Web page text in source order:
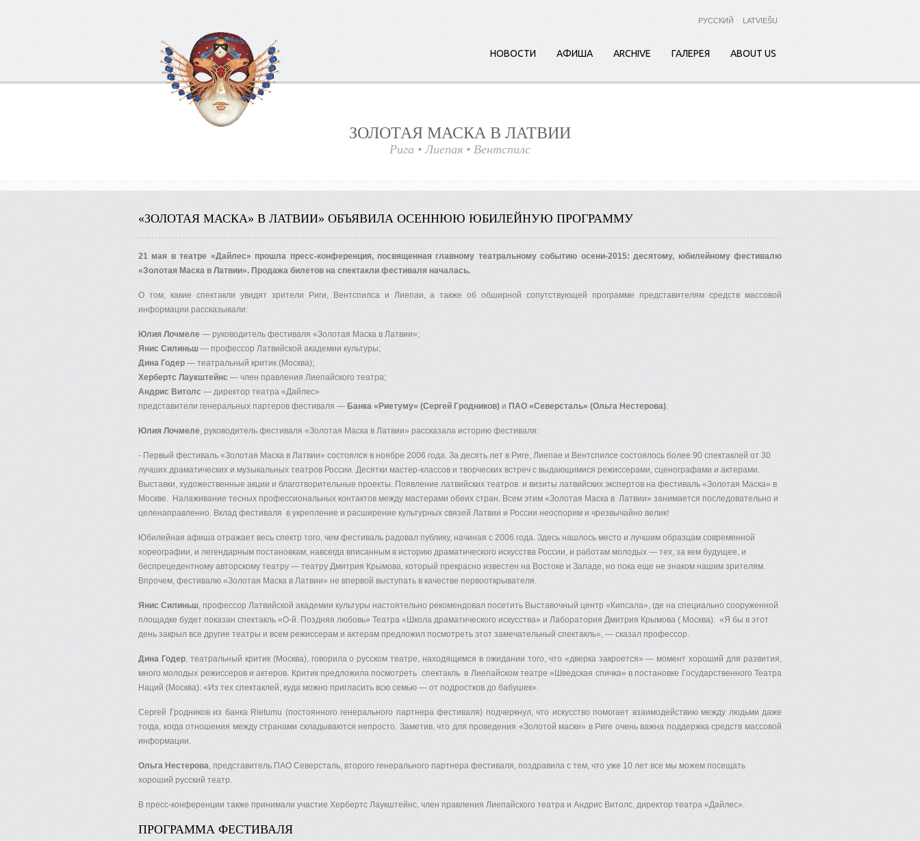
НОВОСТИ АФИША ARCHIVE ГАЛЕРЕЯ ABOUT US
РУССКИЙ LATVIEŠU
ЗОЛОТАЯ МАСКА В ЛАТВИИ
Рига • Лиепая • Вентспилс
«ЗОЛОТАЯ МАСКА» В ЛАТВИИ» ОБЪЯВИЛА ОСЕННЮЮ ЮБИЛЕЙНУЮ ПРОГРАММУ
21 мая в театре «Дайлес» прошла пресс-конференция, посвященная главному театральному событию осени-2015: десятому, юбилейному фестивалю
«Золотая Маска в Латвии». Продажа билетов на спектакли фестиваля началась.
О том, какие спектакли увидят зрители Риги, Вентспилса и Лиепаи, а также об обширной сопутствующей программе представителям средств массовой
информации рассказывали:
Юлия Лочмеле — руководитель фестиваля «Золотая Маска в Латвии»;
Янис Силиньш — профессор Латвийской академии культуры;
Дина Годер — театральный критик (Москва);
Хербертс Лаукштейнс — член правления Лиепайского театра;
Андрис Витолс — директор театра «Дайлес»
представители генеральных партеров фестиваля — Банка «Риетуму» (Сергей Гродников) и ПАО «Северсталь» (Ольга Нестерова).
Юлия Лочмеле, руководитель фестиваля «Золотая Маска в Латвии» рассказала историю фестиваля:
- Первый фестиваль «Золотая Маска в Латвии» состоялся в ноябре 2006 года. За десять лет в Риге, Лиепае и Вентспилсе состоялось более 90 спектаклей от 30
лучших драматических и музыкальных театров России. Десятки мастер-классов и творческих встреч с выдающимися режиссерами, сценографами и актерами.
Выставки, художественные акции и благотворительные проекты. Появление латвийских театров и визиты латвийских экспертов на фестиваль «Золотая Маска» в
Москве. Налаживание тесных профессиональных контактов между мастерами обеих стран. Всем этим «Золотая Маска в Латвии» занимается последовательно и
целенаправленно. Вклад фестиваля в укрепление и расширение культурных связей Латвии и России неоспорим и чрезвычайно велик!
Юбилейная афиша отражает весь спектр того, чем фестиваль радовал публику, начиная с 2006 года. Здесь нашлось место и лучшим образцам современной
хореографии, и легендарным постановкам, навсегда вписанным в историю драматического искусства России, и работам молодых — тех, за кем будущее, и
беспрецедентному авторскому театру — театру Дмитрия Крымова, который прекрасно известен на Востоке и Западе, но пока еще не знаком нашим зрителям.
Впрочем, фестивалю «Золотая Маска в Латвии» не впервой выступать в качестве первооткрывателя.
Янис Силиньш, профессор Латвийской академии культуры настоятельно рекомендовал посетить Выставочный центр «Кипсала», где на специально сооруженной
площадке будет показан спектакль «О-й. Поздняя любовь» Театра «Школа драматического искусства» и Лаборатория Дмитрия Крымова ( Москва). «Я бы в этот
день закрыл все другие театры и всем режиссерам и актерам предложил посмотреть этот замечательный спектакль», — сказал профессор.
Дина Годер, театральный критик (Москва), говорила о русском театре, находящимся в ожидании того, что «дверка закроется» — момент хороший для развития,
много молодых режиссеров и актеров. Критик предложила посмотреть спектакль в Лиепайском театре «Шведская спичка» в постановке Государственного Театра
Наций (Москва): «Из тех спектаклей, куда можно пригласить всю семью — от подростков до бабушек».
Сергей Гродников из банка Rietumu (постоянного генерального партнера фестиваля) подчеркнул, что искусство помогает взаимодействию между людьми даже
тогда, когда отношения между странами складываются непросто. Заметив, что для проведения «Золотой маски» в Риге очень важна поддержка средств массовой
информации.
Ольга Нестерова, представитель ПАО Северсталь, второго генерального партнера фестиваля, поздравила с тем, что уже 10 лет все мы можем посещать
хороший русский театр.
В пресс-конференции также принимали участие Хербертс Лаукштейнс, член правления Лиепайского театра и Андрис Витолс, директор театра «Дайлес».
ПРОГРАММА ФЕСТИВАЛЯ